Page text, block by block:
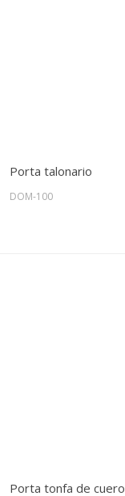
Porta talonario
DOM-100
Porta tonfa de cuero